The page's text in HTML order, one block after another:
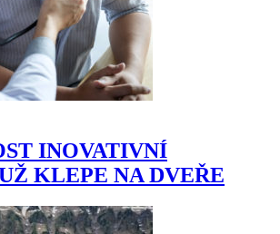
INOVATIVNÍ
KLEPE NA DVEŘE